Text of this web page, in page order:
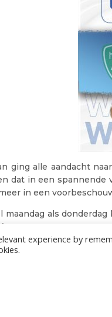
ging alle aandacht
dat in een
in een
maandag als
’s morgens vroeg om
seizoen.
experience by